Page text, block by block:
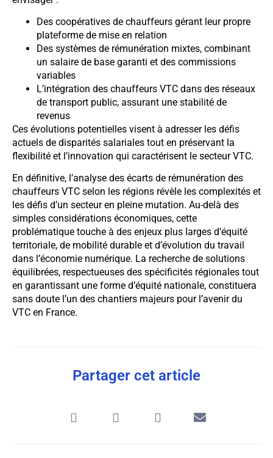
Des coopératives de chauffeurs gérant leur propre
plateforme de mise en relation
Des systèmes de rémunération mixtes, combinant
un salaire de base garanti et des commissions
variables
L’intégration des chauffeurs VTC dans des réseaux
de transport public, assurant une stabilité de
revenus
Ces évolutions potentielles visent à adresser les défis
actuels de disparités salariales tout en préservant la
flexibilité et l’innovation qui caractérisent le secteur VTC.
En définitive, l’analyse des écarts de rémunération des
chauffeurs VTC selon les régions révèle les complexités et
les défis d’un secteur en pleine mutation. Au-delà des
simples considérations économiques, cette
problématique touche à des enjeux plus larges d’équité
territoriale, de mobilité durable et d’évolution du travail
dans l’économie numérique. La recherche de solutions
équilibrées, respectueuses des spécificités régionales tout
en garantissant une forme d’équité nationale, constituera
sans doute l’un des chantiers majeurs pour l’avenir du
VTC en France.
Partager cet article